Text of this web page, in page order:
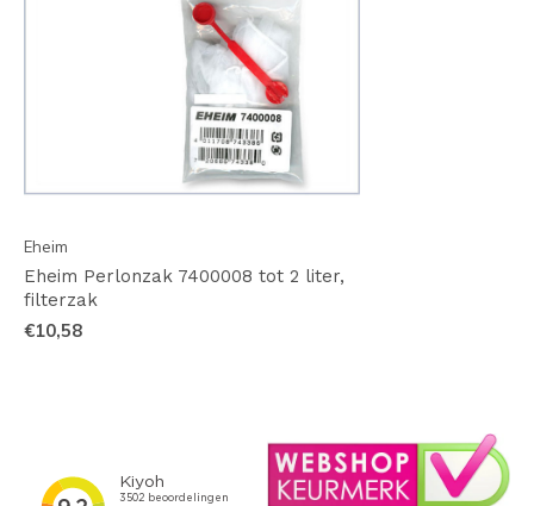
Eheim
Eheim Perlonzak 7400008 tot 2 liter,
filterzak
€10,58